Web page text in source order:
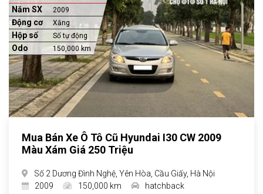
Năm SX 2009
Động cơ Xăng
Hộp số Số tự động
Odo 150,000 km
Mua Bán Xe Ô Tô Cũ Hyundai I30 CW 2009
Màu Xám Giá 250 Triệu
Số 2 Dương Đình Nghệ, Yên Hòa, Cầu Giấy, Hà Nội
2009
150,000 km hatchback